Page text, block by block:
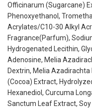
Officinarum (Sugarcane)
Phenoxyethanol,
Acrylates/C10-30 Alkyl
Fragrance(Parfum),
Hydrogenated Lecithin,
Adenosine, Melia
Dextrin, Melia
(Cocoa) Extract,
Hexanediol, Curcuma
Sanctum Leaf Extract,